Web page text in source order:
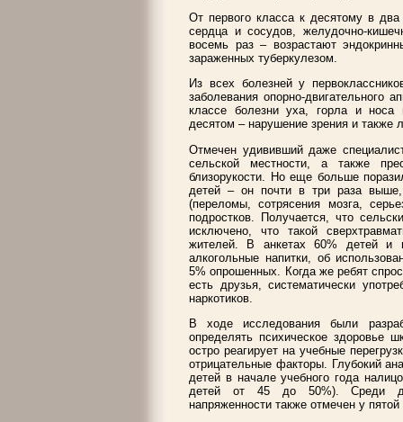
От первого класса к десятому в
сердца и сосудов, желудочно-
восемь раз – возрастают
зараженных туберкулезом.
Из всех болезней у
заболевания опорно-двигательного
классе болезни уха, горла и носа
десятом – нарушение зрения и также
Отмечен удививший даже
сельской местности, а также
близорукости. Но еще больше
детей – он почти в три раза
(переломы, сотрясения мозга,
подростков. Получается, что
исключено, что такой
жителей. В анкетах 60% детей и
алкогольные напитки, об
5% опрошенных. Когда же ребят
есть друзья, систематически
наркотиков.
В ходе исследования были
определять психическое здоровье
остро реагирует на учебные
отрицательные факторы. Глубокий
детей в начале учебного года
детей от 45 до 50%). Среди
напряженности также отмечен у